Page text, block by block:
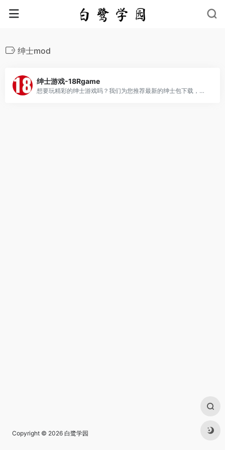
绅士mod
绅士游戏-18Rgame
想要玩精彩的绅士游戏吗？我们为您推荐最新的绅士包下载，同时提供单机游戏下载服务，让您畅快游戏！
Copyright © 2026 白鹭学园